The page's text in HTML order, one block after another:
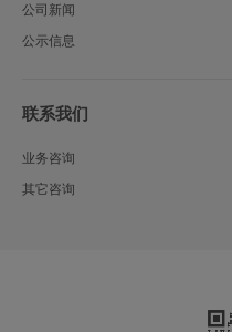
公司新闻
公示信息
联系我们
业务咨询
其它咨询